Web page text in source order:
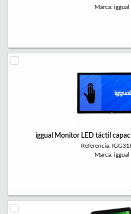
Marca: iggual
iggual Monitor LED táctil
Referencia:
Marca: iggual